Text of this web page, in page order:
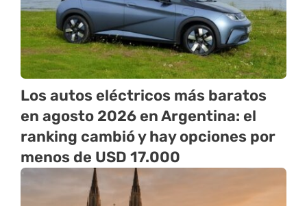
Los autos eléctricos más baratos
en agosto 2026 en Argentina: el
ranking cambió y hay opciones por
menos de USD 17.000